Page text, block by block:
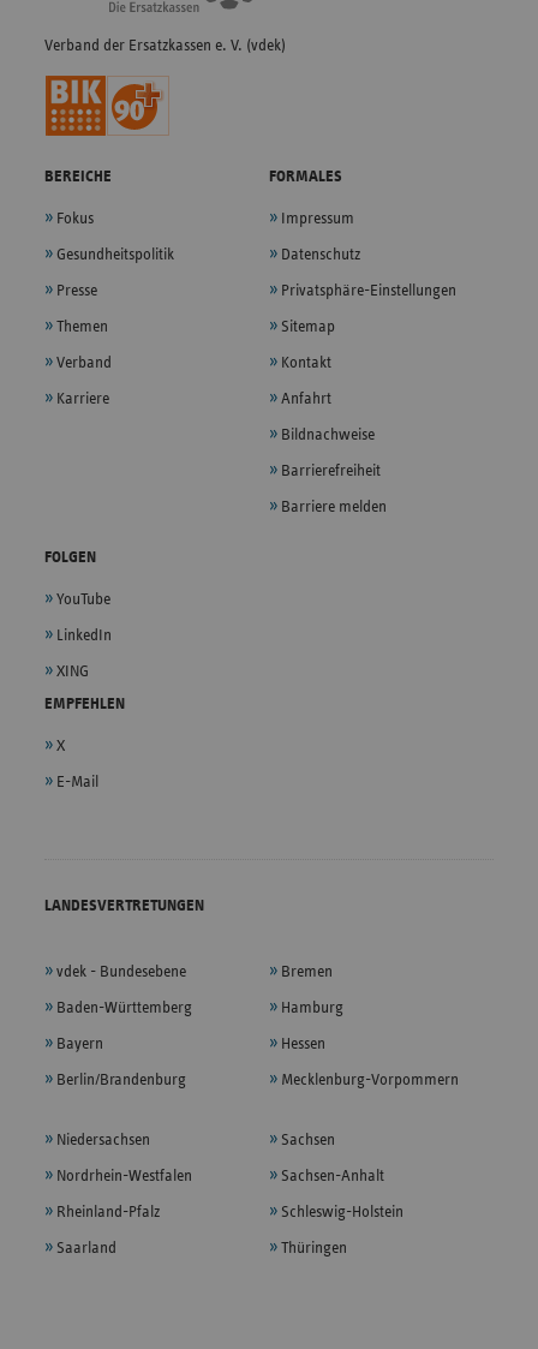
Verband der Ersatzkassen e. V. (vdek)
BEREICHE
Fokus
Gesundheitspolitik
Presse
Themen
Verband
Karriere
FORMALES
Impressum
Datenschutz
Privatsphäre-Einstellungen
Sitemap
Kontakt
Anfahrt
Bildnachweise
Barrierefreiheit
Barriere melden
FOLGEN
YouTube
LinkedIn
XING
EMPFEHLEN
X
E-Mail
LANDESVERTRETUNGEN
vdek - Bundesebene
Baden-Württemberg
Bayern
Berlin/Brandenburg
Bremen
Hamburg
Hessen
Mecklenburg-Vorpommern
Niedersachsen
Nordrhein-Westfalen
Rheinland-Pfalz
Saarland
Sachsen
Sachsen-Anhalt
Schleswig-Holstein
Thüringen